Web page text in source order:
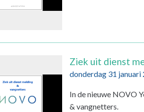
Ziek uit dienst
donderdag 31 januari
In de nieuwe NOVO
& vangnetters.